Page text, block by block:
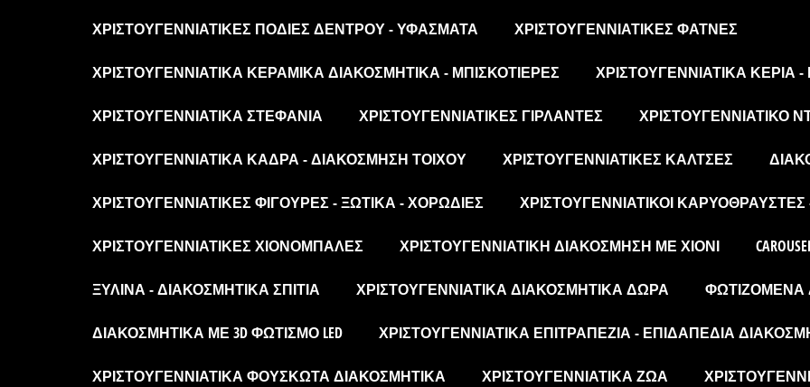
ΧΡΙΣΤΟΥΓΕΝΝΙΆΤΙΚΕΣ ΠΟΔΙΈΣ ΔΈΝΤΡΟΥ - ΥΦΆΣΜΑΤΑ ΧΡΙΣΤΟΥΓΕΝΝΙΆΤΙΚΕΣ ΦΆΤΝΕΣ
ΧΡΙΣΤΟΥΓΕΝΝΙΆΤΙΚΑ ΚΕΡΑΜΙΚΆ ΔΙΑΚΟΣΜΗΤΙΚΆ - ΜΠΙΣΚΟΤΙΈΡΕΣ ΧΡΙΣΤΟΥΓΕΝΝΙΆΤΙΚΑ ΚΕΡΙΆ
ΧΡΙΣΤΟΥΓΕΝΝΙΆΤΙΚΑ ΣΤΕΦΆΝΙΑ ΧΡΙΣΤΟΥΓΕΝΝΙΆΤΙΚΕΣ ΓΙΡΛΆΝΤΕΣ ΧΡΙΣΤΟΥΓΕΝΝΙΆΤΙΚΟ
ΧΡΙΣΤΟΥΓΕΝΝΙΆΤΙΚΑ ΚΆΔΡΑ - ΔΙΑΚΌΣΜΗΣΗ ΤΟΊΧΟΥ ΧΡΙΣΤΟΥΓΕΝΝΙΆΤΙΚΕΣ ΚΆΛΤΣΕΣ
ΧΡΙΣΤΟΥΓΕΝΝΙΆΤΙΚΕΣ ΦΙΓΟΎΡΕΣ - ΞΩΤΙΚΆ - ΧΟΡΩΔΊΕΣ ΧΡΙΣΤΟΥΓΕΝΝΙΆΤΙΚΟΙ
ΧΡΙΣΤΟΥΓΕΝΝΙΆΤΙΚΕΣ ΧΙΟΝΌΜΠΑΛΕΣ ΧΡΙΣΤΟΥΓΕΝΝΙΆΤΙΚΗ ΔΙΑΚΌΣΜΗΣΗ ΜΕ ΧΙΌΝΙ
ΞΎΛΙΝΑ - ΔΙΑΚΟΣΜΗΤΙΚΆ ΣΠΊΤΙΑ ΧΡΙΣΤΟΥΓΕΝΝΙΆΤΙΚΑ ΔΙΑΚΟΣΜΗΤΙΚΆ ΔΏΡΑ ΦΩΤΙΖΌΜΕΝΑ
ΔΙΑΚΟΣΜΗΤΙΚΆ ΜΕ 3D ΦΩΤΙΣΜΌ LED ΧΡΙΣΤΟΥΓΕΝΝΙΆΤΙΚΑ ΕΠΙΤΡΑΠΈΖΙΑ - ΕΠΙΔΑΠΈΔΙΑ
ΧΡΙΣΤΟΥΓΕΝΝΙΆΤΙΚΑ ΦΟΥΣΚΩΤΆ ΔΙΑΚΟΣΜΗΤΙΚΆ ΧΡΙΣΤΟΥΓΕΝΝΙΆΤΙΚΑ ΖΏΑ